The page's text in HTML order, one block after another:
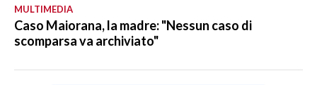
MULTIMEDIA
Caso Maiorana, la madre: "Nessun caso di
scomparsa va archiviato"